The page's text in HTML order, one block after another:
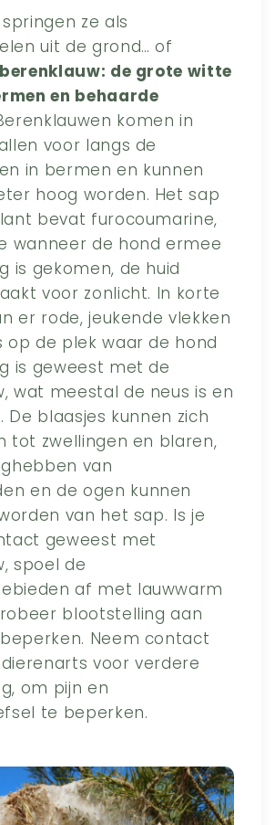
ze als
uit de grond… of
berenklauw: de grote witte
en behaarde
komen in
voor langs de
in bermen en kunnen
hoog worden. Het sap
bevat furocoumarine,
wanneer de hond ermee
is gekomen, de huid
voor zonlicht. In korte
er rode, jeukende vlekken
op de plek waar de hond
is geweest met de
wat meestal de neus is en
De blaasjes kunnen zich
tot zwellingen en blaren,
van
en de ogen kunnen
van het sap. Is je
geweest met
spoel de
af met lauwwarm
blootstelling aan
Neem contact
voor verdere
om pijn en
te beperken.